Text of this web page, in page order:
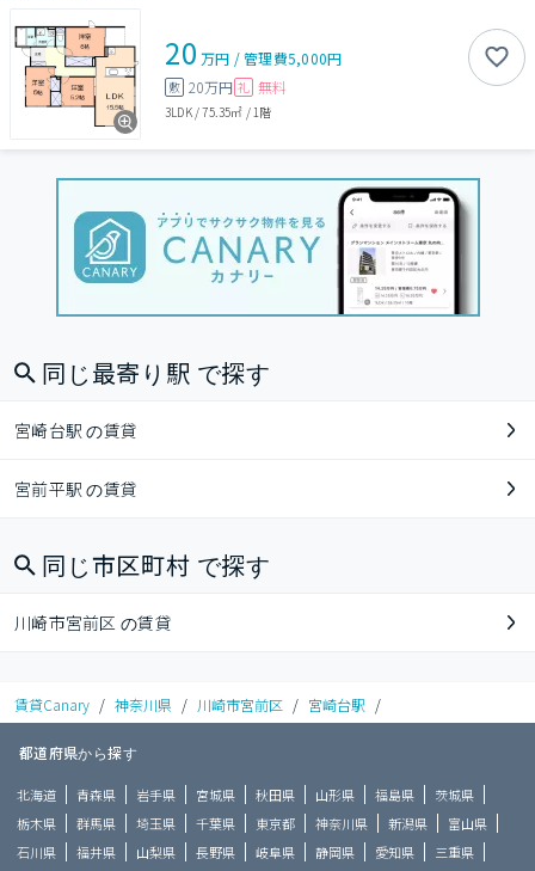
20 万円 /管理費5,000円
敷 20万円 礼 無料
3LDK/75.35㎡ / 1階
同じ最寄り駅 で探す
宮崎台駅 の賃貸
宮前平駅 の賃貸
同じ市区町村 で探す
川崎市宮前区 の賃貸
賃貸Canary / 神奈川県 / 川崎市宮前区 / 宮崎台駅 /
都道府県から探す
北海道 青森県 岩手県 宮城県 秋田県 山形県 福島県
茨城県
栃木県
群馬県 埼玉県 千葉県 東京都 神奈川県 新潟県
富山県
石川県
福井県 山梨県 長野県 岐阜県 静岡県 愛知県 三重県